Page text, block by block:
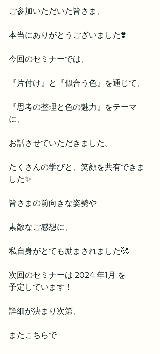
ご参加いただいた皆さま、
本当にありがとうございました❣️
今回のセミナーでは、
『片付け』と『似合う色』を通じて、
『思考の整理と色の魅力』をテーマ
に、
お話させていただきました。
たくさんの学びと、笑顔を共有できま
した✨
皆さまの前向きな姿勢や
素敵なご感想に、
私自身がとても励まされました🥰
次回のセミナーは 2024 年1月 を
予定しています！
詳細が決まり次第、
またこちらで